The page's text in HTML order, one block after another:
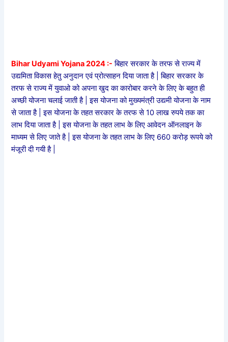
Bihar Udyami Yojana 2024 :- बिहार सरकार के तरफ से राज्य में
उद्यमिता विकास हेतु अनुदान एवं प्रोत्साहन दिया जाता है | बिहार सरकार के
तरफ से राज्य में युवाओ को अपना खुद का कारोबार करने के लिए के बहुत ही
अच्छी योजना चलाई जाती है | इस योजना को मुख्यमंत्री उद्यमी योजना के नाम
से जाता है | इस योजना के तहत सरकार के तरफ से 10 लाख रुपये तक का
लाभ दिया जाता है | इस योजना के तहत लाभ के लिए आवेदन ऑनलाइन के
माध्यम से लिए जाते है | इस योजना के तहत लाभ के लिए 660 करोड़ रूपये को
मंजूरी दी गयी है |